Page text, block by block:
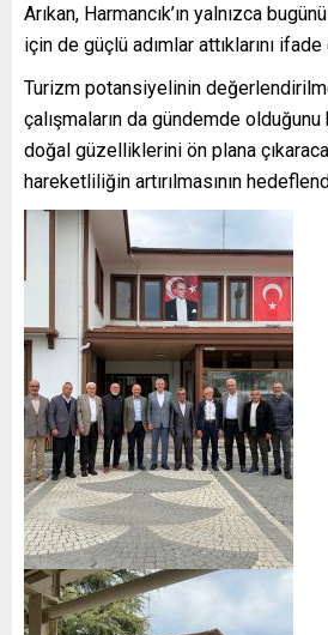
Arıkan, Harmancık’ın yalnızca
için de güçlü adımlar attıklarını ifade
Turizm potansiyelinin
çalışmaların da gündemde
doğal güzelliklerini ön plana
hareketliliğin artırılmasının